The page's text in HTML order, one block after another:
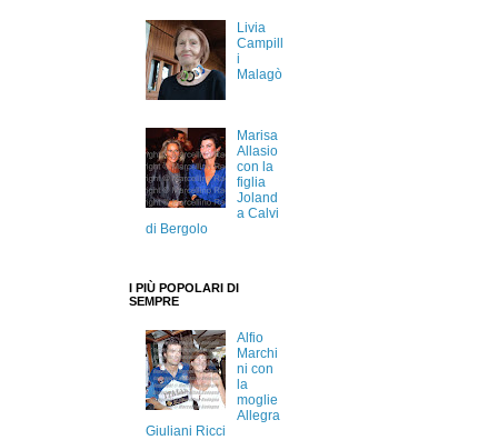
Livia
Campill
i
Malagò
Marisa
Allasio
con la
figlia
Joland
a Calvi
di Bergolo
I PIÙ POPOLARI DI
SEMPRE
Alfio
Marchi
ni con
la
moglie
Allegra
Giuliani Ricci